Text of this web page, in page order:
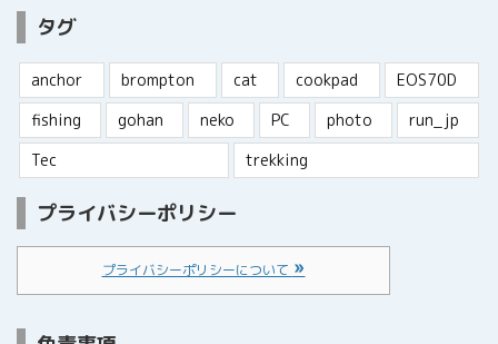
タグ
anchor brompton cat cookpad
EOS70D
fishing
gohan neko PC photo
run_jp
Tec
trekking
プライバシーポリシー
プライバシーポリシーについて